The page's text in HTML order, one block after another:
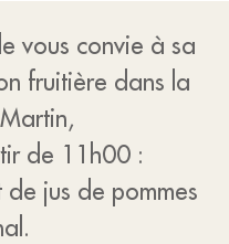
vous convie à sa
fruitière dans la
de 11h00 :
jus de pommes